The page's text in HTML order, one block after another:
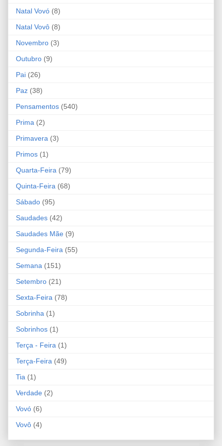
Natal Vovó (8)
Natal Vovô (8)
Novembro (3)
Outubro (9)
Pai (26)
Paz (38)
Pensamentos (540)
Prima (2)
Primavera (3)
Primos (1)
Quarta-Feira (79)
Quinta-Feira (68)
Sábado (95)
Saudades (42)
Saudades Mãe (9)
Segunda-Feira (55)
Semana (151)
Setembro (21)
Sexta-Feira (78)
Sobrinha (1)
Sobrinhos (1)
Terça - Feira (1)
Terça-Feira (49)
Tia (1)
Verdade (2)
Vovó (6)
Vovô (4)